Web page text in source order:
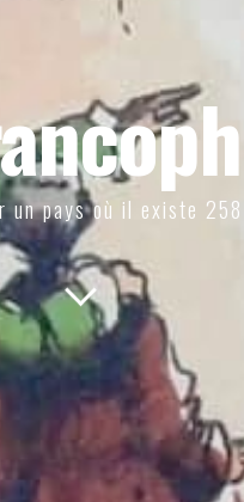
un pays où il existe